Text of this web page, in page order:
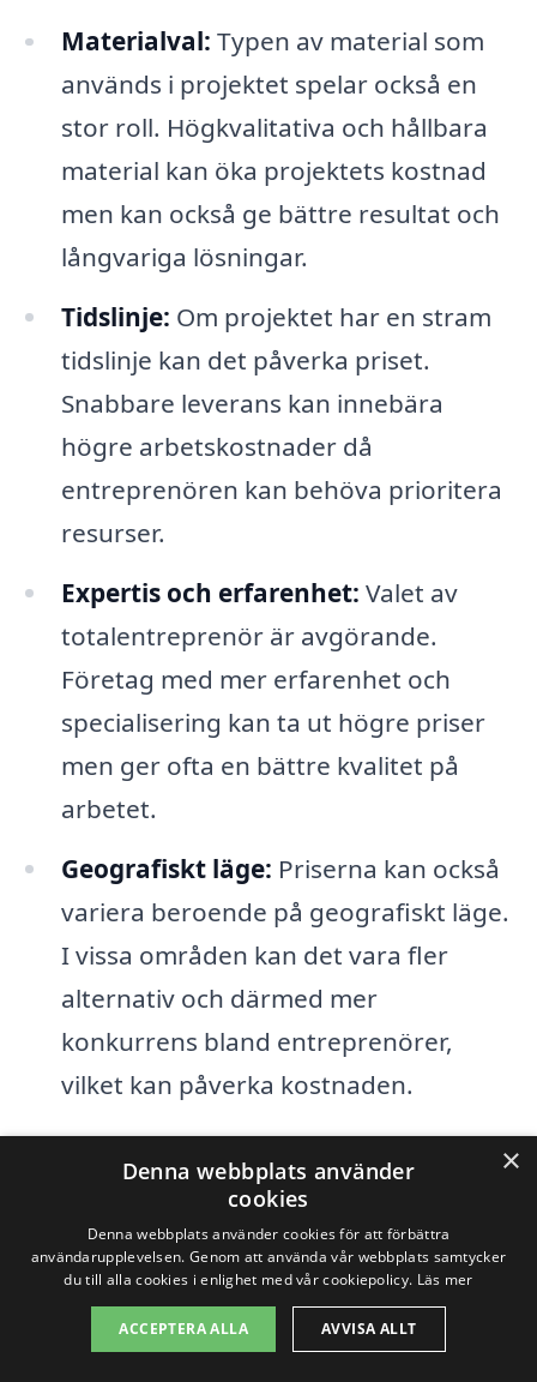
Materialval: Typen av material som
används i projektet spelar också en
stor roll. Högkvalitativa och hållbara
material kan öka projektets kostnad
men kan också ge bättre resultat och
långvariga lösningar.
Tidslinje: Om projektet har en stram
tidslinje kan det påverka priset.
Snabbare leverans kan innebära
högre arbetskostnader då
entreprenören kan behöva prioritera
resurser.
Expertis och erfarenhet: Valet av
totalentreprenör är avgörande.
Företag med mer erfarenhet och
specialisering kan ta ut högre priser
men ger ofta en bättre kvalitet på
arbetet.
Geografiskt läge: Priserna kan också
variera beroende på geografiskt läge.
I vissa områden kan det vara fler
alternativ och därmed mer
konkurrens bland entreprenörer,
vilket kan påverka kostnaden.
För att få en bra uppfattning om
kostnaden för totalentreprenad i Arninge
är det en god idé att jämföra offerter från
olika företag. På totalentreprenad-pris.se
kan du enkelt begära flera erbjudanden
×
Denna webbplats använder
cookies
Denna webbplats använder cookies för att förbättra
användarupplevelsen. Genom att använda vår webbplats samtycker
du till alla cookies i enlighet med vår cookiepolicy. Läs mer
ACCEPTERA ALLA AVVISA ALLT